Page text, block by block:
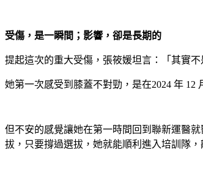
受傷，是一瞬間；影響，卻是長期的
提起這次的重大受傷，張筱媛坦言：「其實不
她第一次感受到膝蓋不對勁，是在2024 年
但不安的感覺讓她在第一時間回到聯新運醫
拔，只要撐過選拔，她就能順利進入培訓隊